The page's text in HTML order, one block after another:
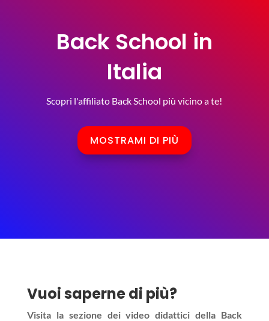
Back School in
Italia
Scopri l'affiliato Back School più vicino a te!
MOSTRAMI DI PIÙ
Vuoi saperne di più?
Visita la sezione dei video didattici della Back